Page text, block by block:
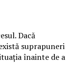
Dacă
suprapuneri
înainte de a